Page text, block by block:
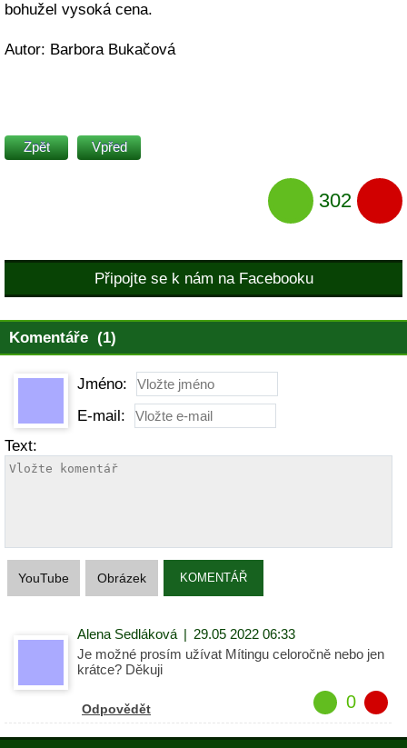
bohužel vysoká cena.
Autor: Barbora Bukačová
Zpět Vpřed
302
Připojte se k nám na Facebooku
Komentáře (1)
Jméno:
E-mail:
Text:
YouTube Obrázek KOMENTÁŘ
Alena Sedláková | 29.05 2022 06:33
Je možné prosím užívat Mítingu celoročně nebo jen
krátce? Děkuji
Odpovědět 0